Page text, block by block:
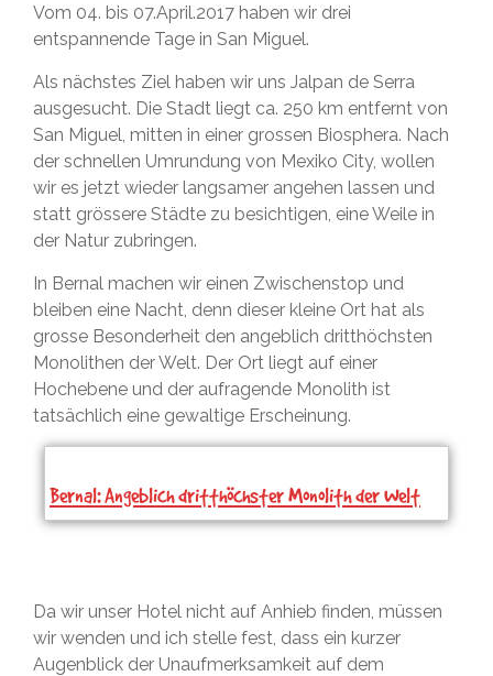
Vom 04. bis 07.April.2017 haben wir drei
entspannende Tage in San Miguel.
Als nächstes Ziel haben wir uns Jalpan de Serra
ausgesucht. Die Stadt liegt ca. 250 km entfernt von
San Miguel, mitten in einer grossen Biosphera. Nach
der schnellen Umrundung von Mexiko City, wollen
wir es jetzt wieder langsamer angehen lassen und
statt grössere Städte zu besichtigen, eine Weile in
der Natur zubringen.
In Bernal machen wir einen Zwischenstop und
bleiben eine Nacht, denn dieser kleine Ort hat als
grosse Besonderheit den angeblich dritthöchsten
Monolithen der Welt. Der Ort liegt auf einer
Hochebene und der aufragende Monolith ist
tatsächlich eine gewaltige Erscheinung.
Bernal: Angeblich dritthöchster Monolith der Welt
Da wir unser Hotel nicht auf Anhieb finden, müssen
wir wenden und ich stelle fest, dass ein kurzer
Augenblick der Unaufmerksamkeit auf dem